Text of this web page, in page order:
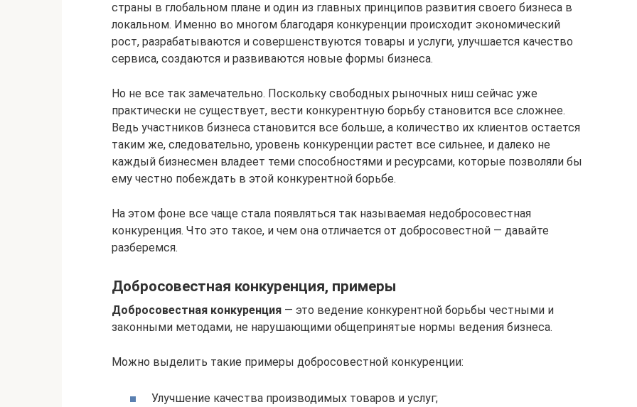
страны в глобальном плане и один из главных принципов развития своего бизнеса в
локальном. Именно во многом благодаря конкуренции происходит экономический
рост, разрабатываются и совершенствуются товары и услуги, улучшается качество
сервиса, создаются и развиваются новые формы бизнеса.
Но не все так замечательно. Поскольку свободных рыночных ниш сейчас уже
практически не существует, вести конкурентную борьбу становится все сложнее.
Ведь участников бизнеса становится все больше, а количество их клиентов остается
таким же, следовательно, уровень конкуренции растет все сильнее, и далеко не
каждый бизнесмен владеет теми способностями и ресурсами, которые позволяли бы
ему честно побеждать в этой конкурентной борьбе.
На этом фоне все чаще стала появляться так называемая недобросовестная
конкуренция. Что это такое, и чем она отличается от добросовестной — давайте
разберемся.
Добросовестная конкуренция, примеры
Добросовестная конкуренция — это ведение конкурентной борьбы честными и
законными методами, не нарушающими общепринятые нормы ведения бизнеса.
Можно выделить такие примеры добросовестной конкуренции:
Улучшение качества производимых товаров и услуг;